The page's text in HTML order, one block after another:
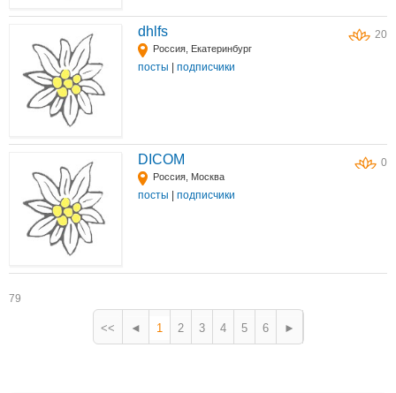
20
dhlfs
Россия, Екатеринбург
посты подписчики
0
DICOM
Россия, Москва
посты подписчики
79
<< ◄ 1 2 3 4 5 6 ►